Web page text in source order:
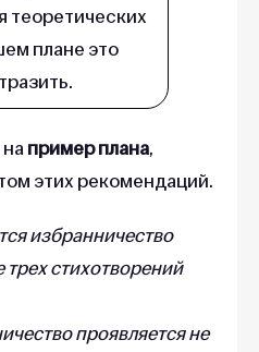
теоретических
плане это
пример плана,
этих рекомендаций.
избранничество
стихотворений
проявляется не